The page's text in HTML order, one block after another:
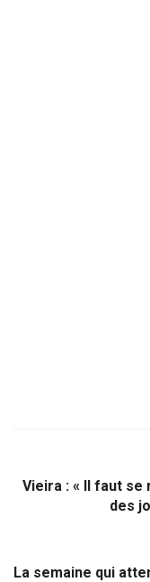
Vieira : « Il faut se
des
La semaine qui